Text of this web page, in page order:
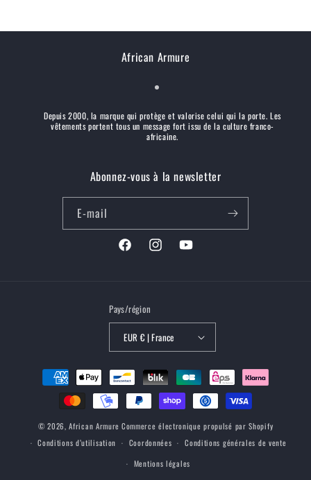
African Armure
Depuis 2000, la marque qui protège et valorise celui qui la porte. Les
vêtements portent tous un message fort issu de la culture franco-
africaine.
Abonnez-vous à la newsletter
E-mail
FacebookInstagramYouTube
Pays/région
EUR € | France
Moyens
paiement
© 2026,African Armure Commerce électronique propulsé par Shopify
Conditions d’utilisation
Coordonnées
Conditions générales de vente
Mentions légales